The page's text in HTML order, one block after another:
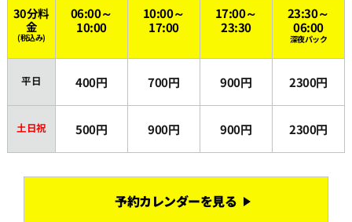
30分料
金
(税込み)
06:00～
10:00
10:00～
17:00
17:00～
23:30
23:30～
06:00
深夜パック
平日 400円 700円 900円 2300円
土日祝 500円 900円 900円 2300円
予約カレンダーを見る